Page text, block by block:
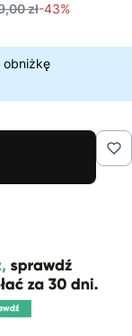
zł-43%
obniżkę